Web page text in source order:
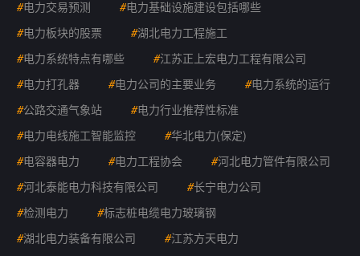
#电力交易预测 #电力基础设施建设包括哪些
#电力板块的股票 #湖北电力工程施工
#电力系统特点有哪些 #江苏正上宏电力工程有限公司
#电力打孔器 #电力公司的主要业务 #电力系统的运行
#公路交通气象站 #电力行业推荐性标准
#电力电线施工智能监控 #华北电力(保定)
#电容器电力 #电力工程协会 #河北电力管件有限公司
#河北泰能电力科技有限公司 #长宁电力公司
#检测电力 #标志桩电缆电力玻璃钢
#湖北电力装备有限公司 #江苏方天电力